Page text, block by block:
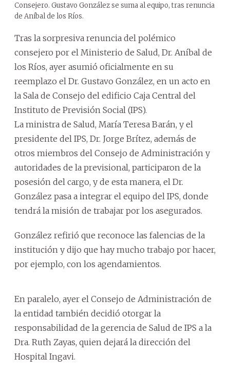
Consejero. Gustavo González se suma al equipo, tras renuncia
de Aníbal de los Ríos.
Tras la sorpresiva renuncia del polémico
consejero por el Ministerio de Salud, Dr. Aníbal de
los Ríos, ayer asumió oficialmente en su
reemplazo el Dr. Gustavo González, en un acto en
la Sala de Consejo del edificio Caja Central del
Instituto de Previsión Social (IPS).
La ministra de Salud, María Teresa Barán, y el
presidente del IPS, Dr. Jorge Brítez, además de
otros miembros del Consejo de Administración y
autoridades de la previsional, participaron de la
posesión del cargo, y de esta manera, el Dr.
González pasa a integrar el equipo del IPS, donde
tendrá la misión de trabajar por los asegurados.
González refirió que reconoce las falencias de la
institución y dijo que hay mucho trabajo por hacer,
por ejemplo, con los agendamientos.
En paralelo, ayer el Consejo de Administración de
la entidad también decidió otorgar la
responsabilidad de la gerencia de Salud de IPS a la
Dra. Ruth Zayas, quien dejará la dirección del
Hospital Ingavi.